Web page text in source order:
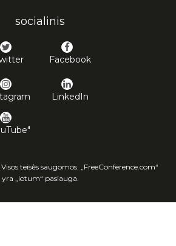
socialinis
Facebook
LinkedIn
teisės saugomos. „FreeConference.com“
yra „iotum“ paslauga.